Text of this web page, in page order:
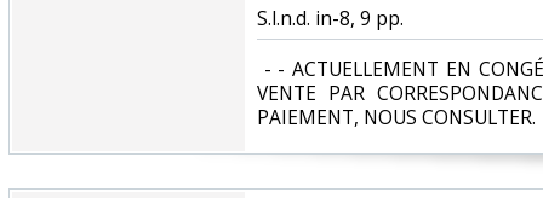
‎S.l.n.d. in-8, 9 pp. ‎
- - ACTUELLEMENT EN
VENTE PAR
PAIEMENT, NOUS CONSULTER.‎